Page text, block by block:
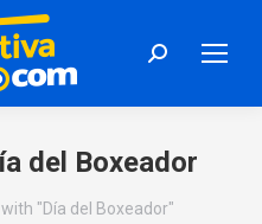
Search:
del Boxeador
"Día del Boxeador"